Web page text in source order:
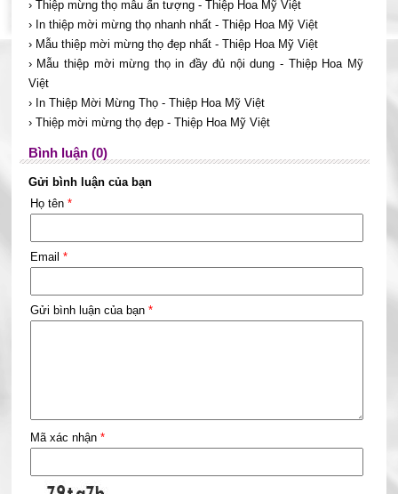
› Thiệp mừng thọ mẫu ấn tượng - Thiệp Hoa Mỹ Việt
› In thiệp mời mừng thọ nhanh nhất - Thiệp Hoa Mỹ Việt
› Mẫu thiệp mời mừng thọ đẹp nhất - Thiệp Hoa Mỹ Việt
› Mẫu thiệp mời mừng thọ in đầy đủ nội dung - Thiệp Hoa Mỹ
Việt
› In Thiệp Mời Mừng Thọ - Thiệp Hoa Mỹ Việt
› Thiệp mời mừng thọ đẹp - Thiệp Hoa Mỹ Việt
Bình luận (0)
Gửi bình luận của bạn
Họ tên *
Email *
Gửi bình luận của bạn *
Mã xác nhận *